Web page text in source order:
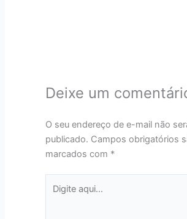
Deixe um
O seu endereço de e-mail não
publicado. Campos obrigatórios
marcados com *
aqui...